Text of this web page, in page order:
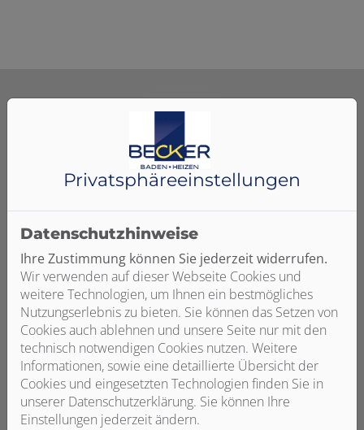
Unser Angebot für Sie
Individuelle Planung und Beratung
Wir planen basierend auf Ihren Wünschen und
Vorstellungen
Sie erhalten eine ausführliche Beratung zu den
verschiedenen Materialien
Wir erstellen eine transparente Kostenaufstellung
ohne Überraschungen
Privatsphäre­einstellungen
Datenschutzhinweise
Ihre Zustimmung können Sie jederzeit widerrufen.
Wir verwenden auf dieser Webseite Cookies und
weitere Technologien, um Ihnen ein bestmögliches
Nutzungserlebnis zu bieten. Sie können das Setzen von
Cookies auch ablehnen und unsere Seite nur mit den
technisch notwendigen Cookies nutzen. Weitere
Informationen, sowie eine detaillierte Übersicht der
Cookies und eingesetzten Technologien finden Sie in
unserer Datenschutzerklärung. Sie können Ihre
Einstellungen jederzeit ändern.